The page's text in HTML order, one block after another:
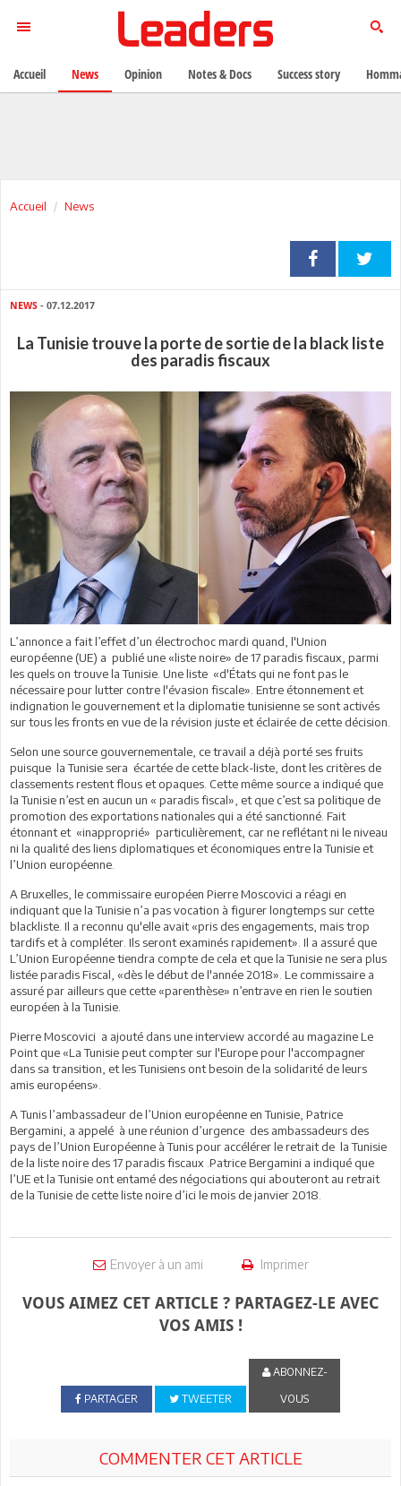
Accueil News
NEWS - 07.12.2017
La Tunisie trouve la porte de sortie de la black liste
des paradis fiscaux
L’annonce a fait l’effet d’un électrochoc mardi quand, l'Union
européenne (UE) a publié une «liste noire» de 17 paradis fiscaux, parmi
les quels on trouve la Tunisie. Une liste «d'États qui ne font pas le
nécessaire pour lutter contre l'évasion fiscale». Entre étonnement et
indignation le gouvernement et la diplomatie tunisienne se sont activés
sur tous les fronts en vue de la révision juste et éclairée de cette décision.
Selon une source gouvernementale, ce travail a déjà porté ses fruits
puisque la Tunisie sera écartée de cette black-liste, dont les critères de
classements restent flous et opaques. Cette même source a indiqué que
la Tunisie n’est en aucun un « paradis fiscal», et que c’est sa politique de
promotion des exportations nationales qui a été sanctionné. Fait
étonnant et «inapproprié» particulièrement, car ne reflétant ni le niveau
ni la qualité des liens diplomatiques et économiques entre la Tunisie et
l’Union européenne.
A Bruxelles, le commissaire européen Pierre Moscovici a réagi en
indiquant que la Tunisie n’a pas vocation à figurer longtemps sur cette
blackliste. Il a reconnu qu'elle avait «pris des engagements, mais trop
tardifs et à compléter. Ils seront examinés rapidement». Il a assuré que
L’Union Européenne tiendra compte de cela et que la Tunisie ne sera plus
listée paradis Fiscal, «dès le début de l'année 2018». Le commissaire a
assuré par ailleurs que cette «parenthèse» n’entrave en rien le soutien
européen à la Tunisie.
Pierre Moscovici a ajouté dans une interview accordé au magazine Le
Point que «La Tunisie peut compter sur l'Europe pour l'accompagner
dans sa transition, et les Tunisiens ont besoin de la solidarité de leurs
amis européens».
A Tunis l’ambassadeur de l’Union européenne en Tunisie, Patrice
Bergamini, a appelé à une réunion d’urgence des ambassadeurs des
pays de l’Union Européenne à Tunis pour accélérer le retrait de la Tunisie
de la liste noire des 17 paradis fiscaux .Patrice Bergamini a indiqué que
l’UE et la Tunisie ont entamé des négociations qui abouteront au retrait
de la Tunisie de cette liste noire d’ici le mois de janvier 2018.
Envoyer à un ami Imprimer
VOUS AIMEZ CET ARTICLE ? PARTAGEZ-LE AVEC
VOS AMIS !
PARTAGER TWEETER
ABONNEZ-
VOUS
COMMENTER CET ARTICLE
Accueil News Opinion Notes & Docs Success story